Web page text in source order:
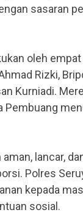
sasaran
oleh empat
Rizki,
Kurniadi.
Pembuang
lancar,
Polres
kepada
sosial.